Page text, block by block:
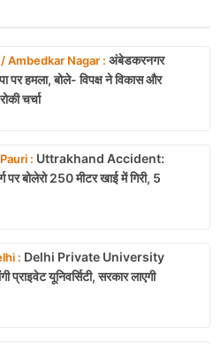
Ambedkar Nagar : अंबेडकरनगर
पर हमला, बोले- विपक्ष ने विकास और
चर्चा
: Uttrakhand Accident:
पर बोलेरो 250 मीटर खाई में गिरी, 5
: Delhi Private University
प्राइवेट यूनिवर्सिटी, सरकार लाएगी